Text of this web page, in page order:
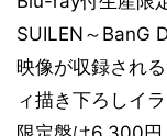
SUILEN～BanG
映像が収録され
ィ描き下ろしイ